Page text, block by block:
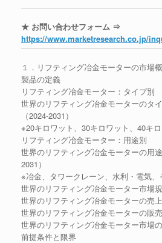
★ お問い合わせフォーム ⇒
https://www.marketresearch.co.jp/
１．リフティング冶金モーターの市場
製品の定義
リフティング冶金モーター：タイプ別
世界のリフティング冶金モーターのタ
（2024-2031）
※20キロワット、30キロワット、40キ
リフティング冶金モーター：用途別
世界のリフティング冶金モーターの用
2031）
※冶金、タワークレーン、水利・電気、
世界のリフティング冶金モーター市場
世界のリフティング冶金モーターの売
世界のリフティング冶金モーターの販
世界のリフティング冶金モーター市場
前提条件と限界